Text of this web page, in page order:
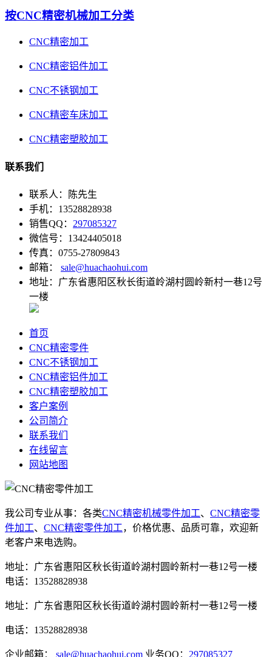
按CNC精密机械加工分类
CNC精密加工
CNC精密铝件加工
CNC不锈钢加工
CNC精密车床加工
CNC精密塑胶加工
联系我们
联系人：陈先生
手机：13528828938
销售QQ： 297085327
微信号：13424405018
传真：0755-27809843
邮箱： sale@huachaohui.com
地址：广东省惠阳区秋长街道岭湖村圆岭新村一巷12号
一楼
首页
CNC精密零件
CNC不锈钢加工
CNC精密铝件加工
CNC精密塑胶加工
客户案例
公司简介
联系我们
在线留言
网站地图
我公司专业从事：各类CNC精密机械零件加工、 CNC精密零
件加工、 CNC精密零件加工，价格优惠、品质可靠，欢迎新
老客户来电选购。
地址：广东省惠阳区秋长街道岭湖村圆岭新村一巷12号一楼
电话：13528828938
地址：广东省惠阳区秋长街道岭湖村圆岭新村一巷12号一楼
电话：13528828938
企业邮箱： sale@huachaohui.com 业务QQ： 297085327